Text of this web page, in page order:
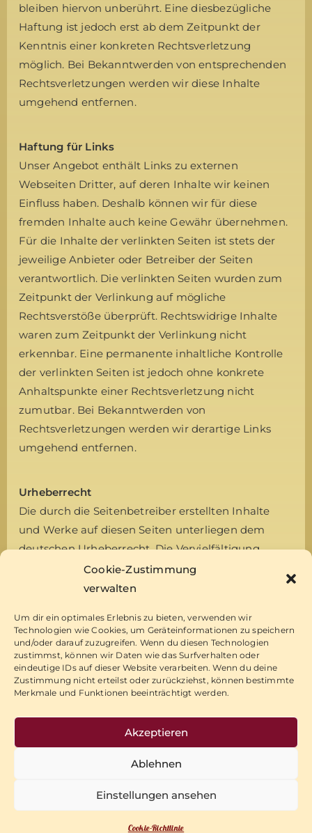
Cookie-Zustimmung
verwalten
Um dir ein optimales Erlebnis zu bieten, verwenden wir
Technologien wie Cookies, um Geräteinformationen zu speichern
und/oder darauf zuzugreifen. Wenn du diesen Technologien
zustimmst, können wir Daten wie das Surfverhalten oder
eindeutige IDs auf dieser Website verarbeiten. Wenn du deine
Zustimmung nicht erteilst oder zurückziehst, können bestimmte
Merkmale und Funktionen beeinträchtigt werden.
Akzeptieren
Ablehnen
Einstellungen ansehen
Cookie-Richtlinie
bleiben hiervon unberührt. Eine diesbezügliche
Haftung ist jedoch erst ab dem Zeitpunkt der
Kenntnis einer konkreten Rechtsverletzung
möglich. Bei Bekanntwerden von entsprechenden
Rechtsverletzungen werden wir diese Inhalte
umgehend entfernen.
Haftung für Links
Unser Angebot enthält Links zu externen
Webseiten Dritter, auf deren Inhalte wir keinen
Einfluss haben. Deshalb können wir für diese
fremden Inhalte auch keine Gewähr übernehmen.
Für die Inhalte der verlinkten Seiten ist stets der
jeweilige Anbieter oder Betreiber der Seiten
verantwortlich. Die verlinkten Seiten wurden zum
Zeitpunkt der Verlinkung auf mögliche
Rechtsverstöße überprüft. Rechtswidrige Inhalte
waren zum Zeitpunkt der Verlinkung nicht
erkennbar. Eine permanente inhaltliche Kontrolle
der verlinkten Seiten ist jedoch ohne konkrete
Anhaltspunkte einer Rechtsverletzung nicht
zumutbar. Bei Bekanntwerden von
Rechtsverletzungen werden wir derartige Links
umgehend entfernen.
Urheberrecht
Die durch die Seitenbetreiber erstellten Inhalte
und Werke auf diesen Seiten unterliegen dem
deutschen Urheberrecht. Die Vervielfältigung,
Bearbeitung, Verbreitung und jede Art der
Verwertung außerhalb der Grenzen des
Zustimmung des jeweiligen Autors bzw. Erstellers.
Downloads und Kopien dieser Seite sind nur für
den privaten, nicht kommerziellen Gebrauch
gestattet. Soweit die Inhalte auf dieser Seite nicht
vom Betreiber erstellt wurden, werden die
Urheberrechte Dritter beachtet. Insbesondere
werden Inhalte Dritter als solche gekennzeichnet.
bitten wir um einen entsprechenden Hinweis. Bei
Bekanntwerden von Rechtsverletzungen werden